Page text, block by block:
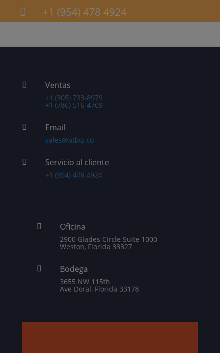
 +1 (954) 478 4924
 Ventas
+1 (305) 733-8979
+1 (786) 516-4769
 Email
sales@atbiz.co
 Servicio al cliente
+1 (954) 478 4924
 Oficina
2900 Glades Circle Suite 1000
Weston, Florida 33327
 Bodega
3655 NW 115th
Ave Doral, Florida 33178